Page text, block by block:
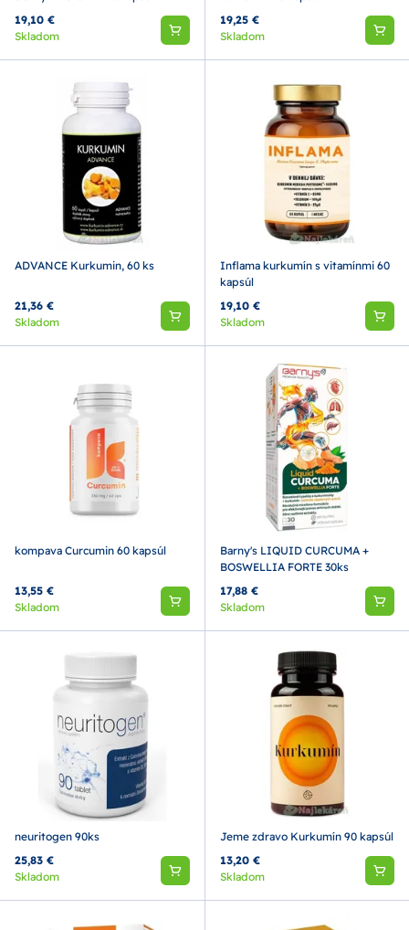
19,10 €
Skladom
19,25 €
Skladom
ADVANCE Kurkumin, 60 ks
21,36 €
Skladom
Inflama kurkumín s vitamínmi 60
kapsúl
19,10 €
Skladom
kompava Curcumin 60 kapsúl
13,55 €
Skladom
Barny's LIQUID CURCUMA +
BOSWELLIA FORTE 30ks
17,88 €
Skladom
neuritogen 90ks
25,83 €
Skladom
Jeme zdravo Kurkumín 90 kapsúl
13,20 €
Skladom